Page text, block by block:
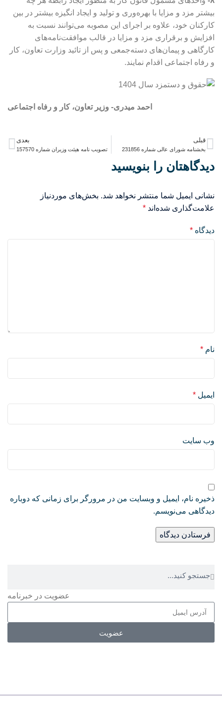
بیشتر مزد و مزایا با بهره‌وری و تولید و ایجاد انگیزه بیشتر در بین
کارکنان خود، علاوه بر اجرای این مصوبه می‌توانند نسبت به
افزایش و برقراری مزد و مزایا در قالب موافقت‌نامه‌های
کارگاهی و پیمان‌های دسته‌جمعی و پس از تائید وزارت تعاون، کار
و رفاه اجتماعی اقدام نمایند.
احمد میدری- وزیر تعاون، کار و رفاه اجتماعی
قبلی
بخشنامه شورای عالی شماره 231856
بعدی
تصویب نامه هیئت وزیران شماره 157570
دیدگاهتان را بنویسید
نشانی ایمیل شما منتشر نخواهد شد. بخش‌های موردنیاز
علامت‌گذاری شده‌اند *
دیدگاه *
نام *
ایمیل *
وب‌ سایت
ذخیره نام، ایمیل و وبسایت من در مرورگر برای زمانی که دوباره
دیدگاهی می‌نویسم.
عضویت در خبرنامه
عضویت